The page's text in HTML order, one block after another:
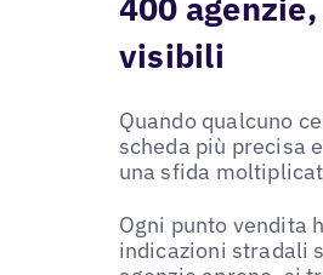
visibili
Quando qualcuno
scheda più precisa
una sfida
Ogni punto vendita
indicazioni stradali